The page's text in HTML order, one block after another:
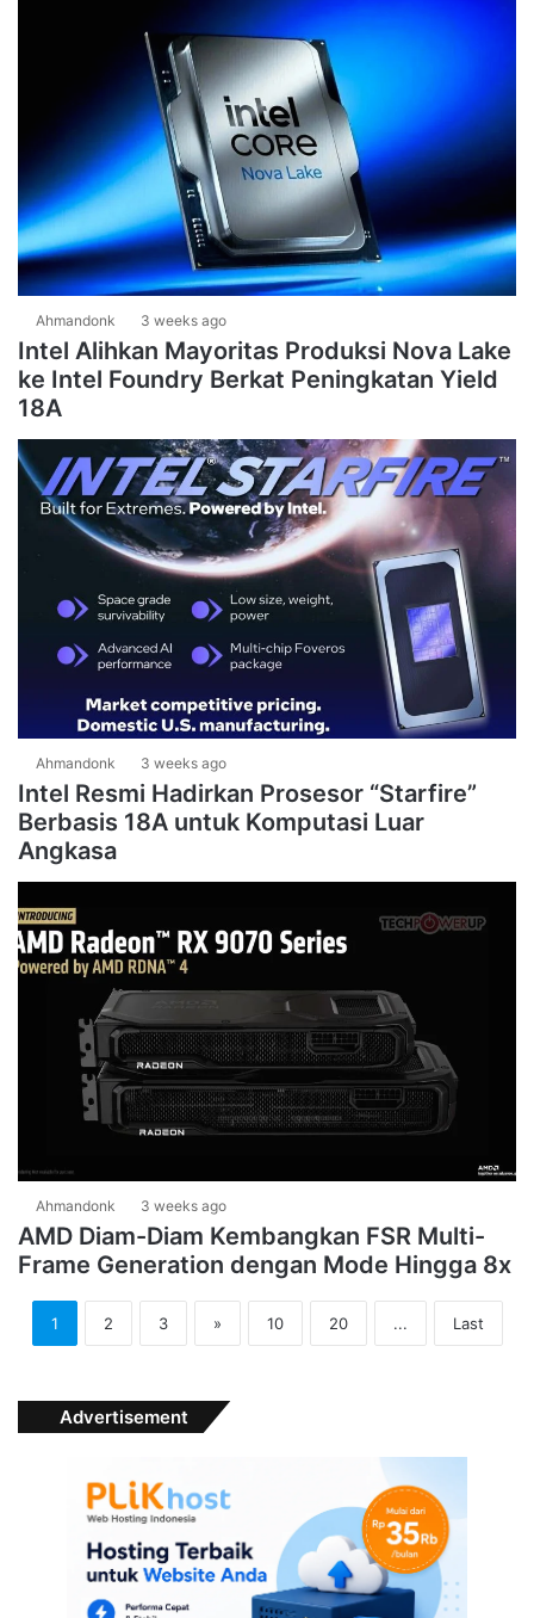
Ahmandonk 3 weeks ago
Intel Alihkan Mayoritas Produksi Nova Lake
ke Intel Foundry Berkat Peningkatan Yield
18A
Ahmandonk 3 weeks ago
Intel Resmi Hadirkan Prosesor “Starfire”
Berbasis 18A untuk Komputasi Luar
Angkasa
Ahmandonk 3 weeks ago
AMD Diam-Diam Kembangkan FSR Multi-
Frame Generation dengan Mode Hingga 8x
1 2 3 » 10 20 ... Last
Advertisement